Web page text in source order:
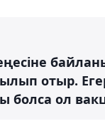
отыр.
болса ол